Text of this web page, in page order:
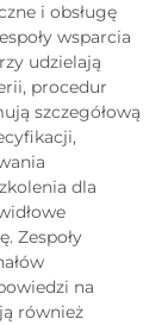
i obsługę
wsparcia
udzielają
procedur
szczegółową
dla
Zespoły
na
również